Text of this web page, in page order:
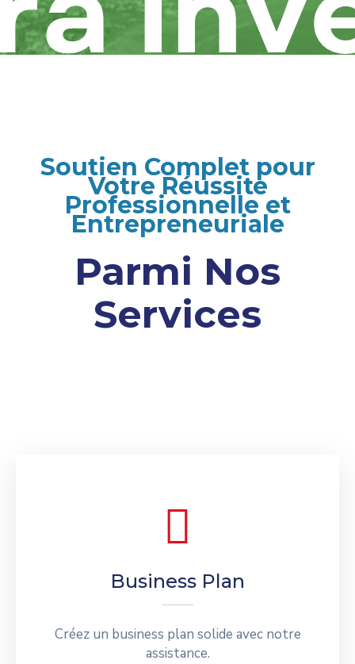
Soutien Complet pour
Votre Réussite
Professionnelle et
Entrepreneuriale
Parmi Nos
Services
Business Plan
Créez un business plan solide avec notre
assistance.